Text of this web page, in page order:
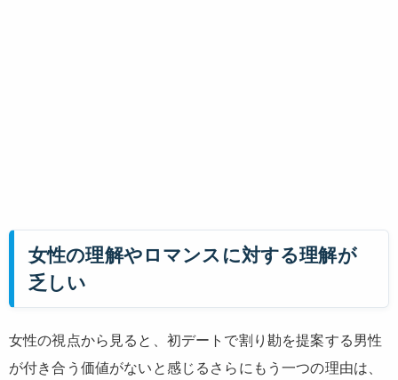
女性の理解やロマンスに対する理解が
乏しい
女性の視点から見ると、初デートで割り勘を提案する男性
が付き合う価値がないと感じるさらにもう一つの理由は、